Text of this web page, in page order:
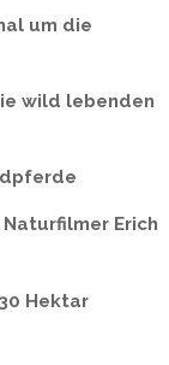
um die
wild lebenden
Erich
Hektar